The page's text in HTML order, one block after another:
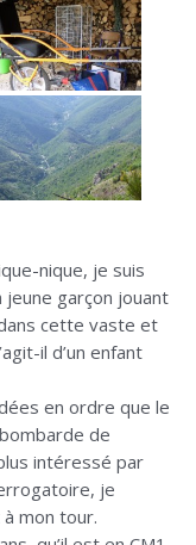
nique, je suis
jeune garçon jouant
cette vaste et
il d’un enfant
en ordre que le
de
intéressé par
je
mon tour.